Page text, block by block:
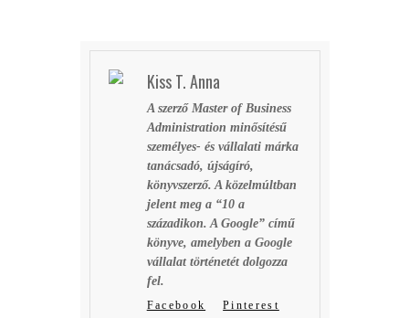
Kiss T. Anna
A szerző Master of Business
Administration minősítésű
személyes- és vállalati márka
tanácsadó, újságíró,
könyvszerző. A közelmúltban
jelent meg a “10 a
századikon. A Google” című
könyve, amelyben a Google
vállalat történetét dolgozza
fel.
Facebook Pinterest